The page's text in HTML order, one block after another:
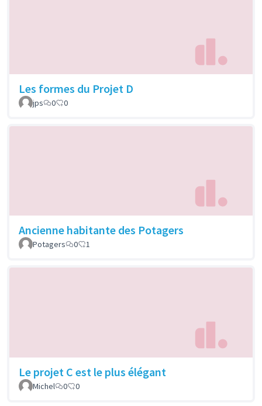
Les formes du Projet D
jps 0 0
Ancienne habitante des Potagers
Potagers 0 1
Le projet C est le plus élégant
Michel 0 0